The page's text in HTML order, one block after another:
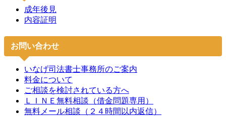
成年後見
内容証明
お問い合わせ
いなげ司法書士事務所のご案内
料金について
ご相談を検討されている方へ
ＬＩＮＥ無料相談（借金問題専用）
無料メール相談（２４時間以内返信）